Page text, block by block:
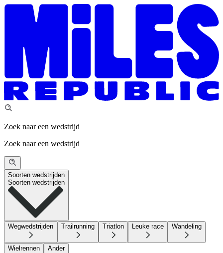
Zoek naar een wedstrijd
Zoek naar een wedstrijd
Soorten wedstrijden
Soorten wedstrijden
Wegwedstrijden Trailrunning Triatlon Leuke race Wandeling
Wielrennen Ander